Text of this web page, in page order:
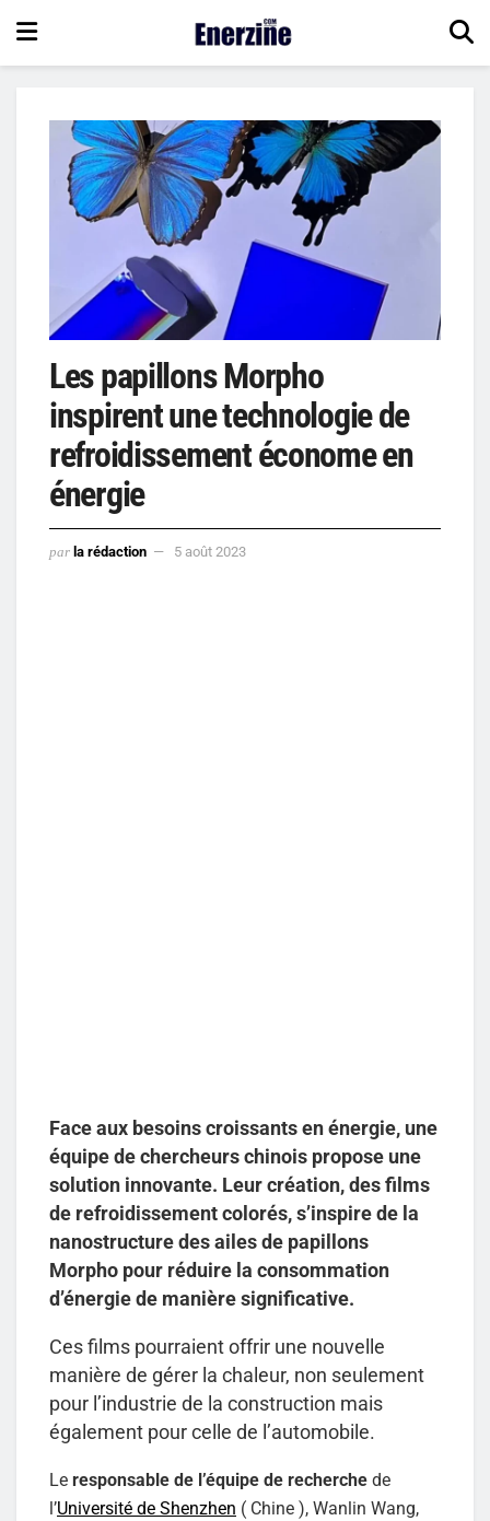
Les papillons Morpho
inspirent une technologie de
refroidissement économe en
énergie
par la rédaction 5 août 2023
Face aux besoins croissants en énergie, une
équipe de chercheurs chinois propose une
solution innovante. Leur création, des films
de refroidissement colorés, s’inspire de la
nanostructure des ailes de papillons
Morpho pour réduire la consommation
d’énergie de manière significative.
Ces films pourraient offrir une nouvelle
manière de gérer la chaleur, non seulement
pour l’industrie de la construction mais
également pour celle de l’automobile.
Le responsable de l’équipe de recherche de
l’Université de Shenzhen ( Chine ), Wanlin Wang,